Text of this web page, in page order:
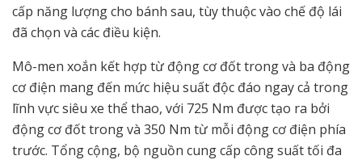
cấp năng lượng cho bánh sau, tùy thuộc vào chế độ lái
đã chọn và các điều kiện.
Mô-men xoắn kết hợp từ động cơ đốt trong và ba động
cơ điện mang đến mức hiệu suất độc đáo ngay cả trong
lĩnh vực siêu xe thể thao, với 725 Nm được tạo ra bởi
động cơ đốt trong và 350 Nm từ mỗi động cơ điện phía
trước. Tổng cộng, bộ nguồn cung cấp công suất tối đa